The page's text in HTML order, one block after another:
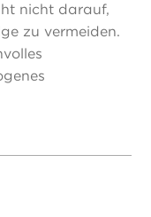
nicht darauf,
zu vermeiden.